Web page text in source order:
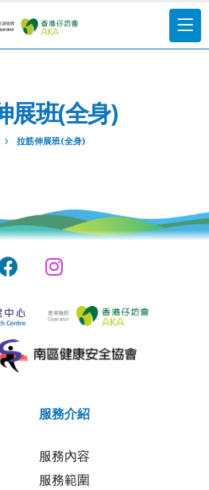
展班(全身)
拉筋伸展班(全身)
服務介紹
服務內容
服務範圍